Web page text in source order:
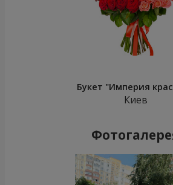
Букет "Империя
Киев